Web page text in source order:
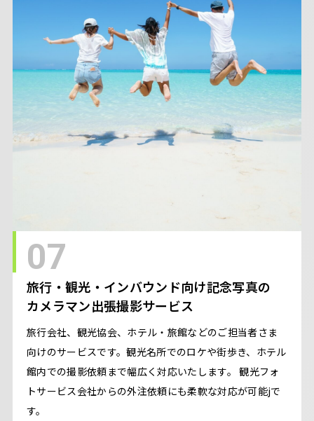
07
旅行・観光・インバウンド向け記念写真の
カメラマン出張撮影サービス
旅行会社、観光協会、ホテル・旅館などのご担当者さま
向けのサービスです。観光名所でのロケや街歩き、ホテル
館内での撮影依頼まで幅広く対応いたします。 観光フォ
トサービス会社からの外注依頼にも柔軟な対応が可能jで
す。